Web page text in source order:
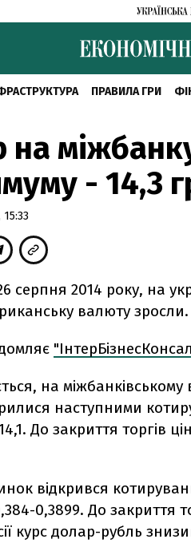
ПРАВИЛА ГРИ
на
- 14,3
серпня 2014 року, на
валюту зросли.
на
наступними
До закриття торгів
відкрився
0,3899. До закриття
курс долар-рубль